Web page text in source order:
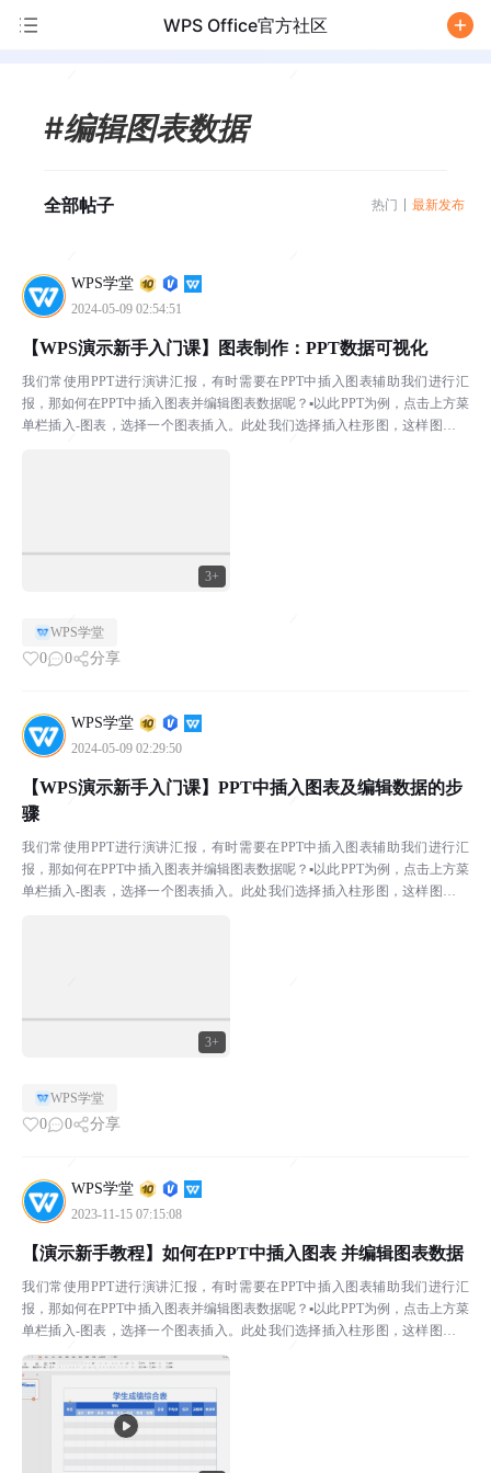
WPS Office官方社区
#编辑图表数据
全部帖子 热门 最新发布
WPS学堂
2024-05-09 02:54:51
3+
【WPS演示新手入门课】图表制作：PPT数据可视化
我们常使用PPT进行演讲汇报，有时需要在PPT中插入图表辅助我们进行汇
报，那如何在PPT中插入图表并编辑图表数据呢？▪以此PPT为例，点击上方菜
单栏插入-图表，选择一个图表插入。此处我们选择插入柱形图，这样图表就
WPS学堂
0 0 分享
WPS学堂
2024-05-09 02:29:50
3+
【WPS演示新手入门课】PPT中插入图表及编辑数据的步
骤
我们常使用PPT进行演讲汇报，有时需要在PPT中插入图表辅助我们进行汇
报，那如何在PPT中插入图表并编辑图表数据呢？▪以此PPT为例，点击上方菜
单栏插入-图表，选择一个图表插入。此处我们选择插入柱形图，这样图表就
WPS学堂
0 0 分享
WPS学堂
2023-11-15 07:15:08
【演示新手教程】如何在PPT中插入图表 并编辑图表数据
我们常使用PPT进行演讲汇报，有时需要在PPT中插入图表辅助我们进行汇
报，那如何在PPT中插入图表并编辑图表数据呢？▪以此PPT为例，点击上方菜
单栏插入-图表，选择一个图表插入。此处我们选择插入柱形图，这样图表就
被插入到PPT了。▪那如何编辑图表中的数据呢...